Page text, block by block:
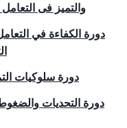
والتميز فى
دورة الكفاءة في
دورة سلوكيات
دورة التحديات